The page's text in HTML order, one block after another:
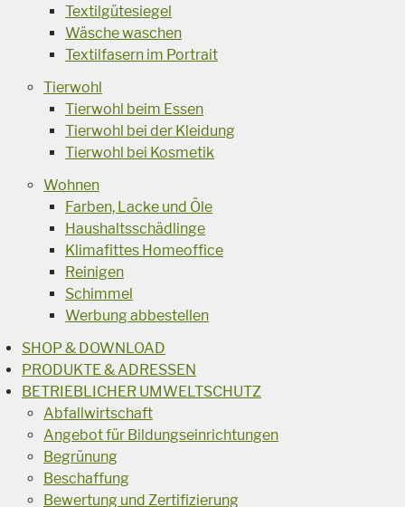
Textilgütesiegel
Wäsche waschen
Textilfasern im Portrait
Tierwohl
Tierwohl beim Essen
Tierwohl bei der Kleidung
Tierwohl bei Kosmetik
Wohnen
Farben, Lacke und Öle
Haushaltsschädlinge
Klimafittes Homeoffice
Reinigen
Schimmel
Werbung abbestellen
SHOP & DOWNLOAD
PRODUKTE & ADRESSEN
BETRIEBLICHER UMWELTSCHUTZ
Abfallwirtschaft
Angebot für Bildungseinrichtungen
Begrünung
Beschaffung
Bewertung und Zertifizierung